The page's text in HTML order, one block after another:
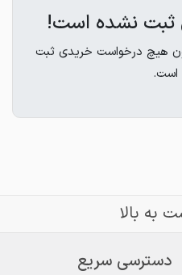
ثبت نشده است!
هیچ درخواست خریدی ثبت
است.
به بالا
دسترسی سریع